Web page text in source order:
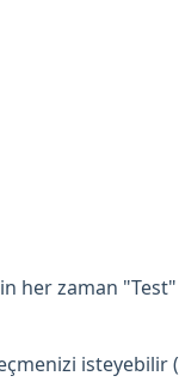
her zaman
isteyebilir